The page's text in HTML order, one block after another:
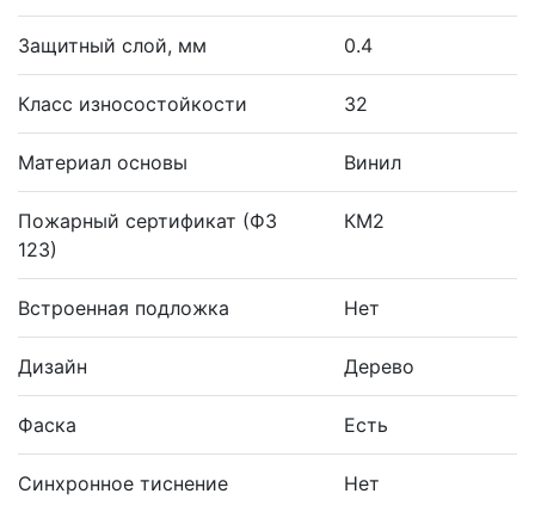
Защитный слой, мм 0.4
Класс износостойкости 32
Материал основы Винил
Пожарный сертификат (ФЗ
123)
КМ2
Встроенная подложка Нет
Дизайн Дерево
Фаска Есть
Синхронное тиснение Нет